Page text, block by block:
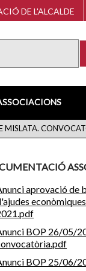
DE L'ALCALDE
MISLATA.
aprovació de
BOP 26/05/
BOP 25/06/